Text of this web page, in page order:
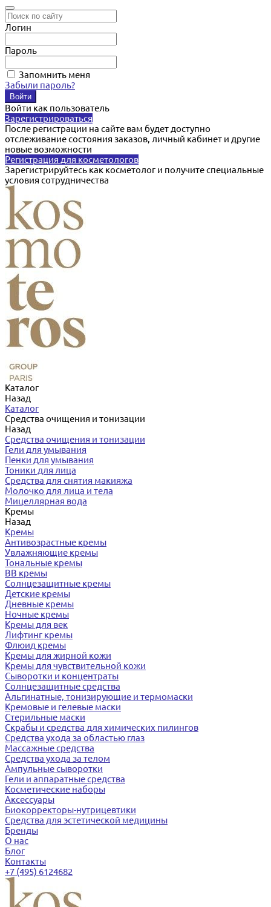
Логин
Пароль
Запомнить меня
Забыли пароль?
Войти как пользователь
Зарегистрироваться
После регистрации на сайте вам будет доступно
отслеживание состояния заказов, личный кабинет и другие
новые возможности
Регистрация для косметологов
Зарегистрируйтесь как косметолог и получите специальные
условия сотрудничества
Каталог
Назад
Каталог
Средства очищения и тонизации
Назад
Средства очищения и тонизации
Гели для умывания
Пенки для умывания
Тоники для лица
Средства для снятия макияжа
Молочко для лица и тела
Мицеллярная вода
Кремы
Назад
Кремы
Антивозрастные кремы
Увлажняющие кремы
Тональные кремы
BB кремы
Солнцезащитные кремы
Детские кремы
Дневные кремы
Ночные кремы
Кремы для век
Лифтинг кремы
Флюид кремы
Кремы для жирной кожи
Кремы для чувствительной кожи
Сыворотки и концентраты
Солнцезащитные средства
Альгинатные, тонизирующие и термомаски
Кремовые и гелевые маски
Стерильные маски
Скрабы и средства для химических пилингов
Средства ухода за областью глаз
Массажные средства
Средства ухода за телом
Ампульные сыворотки
Гели и аппаратные средства
Косметические наборы
Аксессуары
Биокорректоры-нутрицевтики
Средства для эстетической медицины
Бренды
О нас
Блог
Контакты
+7 (495) 6124682